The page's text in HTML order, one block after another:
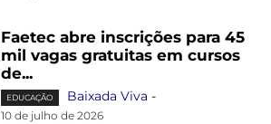
Faetec abre inscrições para 45
mil vagas gratuitas em cursos
de...
EDUCAÇÃO Baixada Viva -
10 de julho de 2026